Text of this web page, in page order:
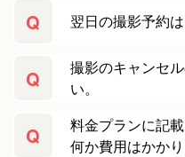
Q 翌日の撮影予約
Q
撮影のキャンセ
い。
Q
料金プランに記
何か費用はかか